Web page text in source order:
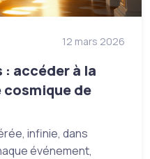
12 mars 2026
accéder à la
de
infinie, dans
événement,